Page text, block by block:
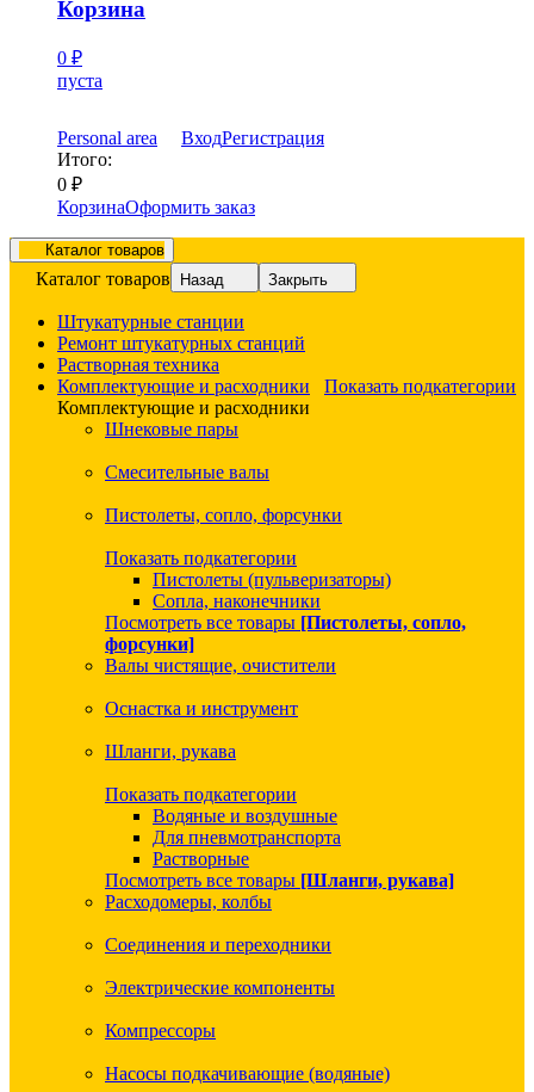
Корзина
0 ₽
пуста
Personal area ВходРегистрация
Итого:
0 ₽
КорзинаОформить заказ
Каталог товаров
Каталог товаров Назад Закрыть
Штукатурные станции
Ремонт штукатурных станций
Растворная техника
Комплектующие и расходники
Показать подкатегории
Комплектующие и расходники
Шнековые пары
Смесительные валы
Пистолеты, сопло, форсунки
Показать подкатегории
Пистолеты (пульверизаторы)
Сопла, наконечники
Посмотреть все товары [Пистолеты, сопло,
форсунки]
Валы чистящие, очистители
Оснастка и инструмент
Шланги, рукава
Показать подкатегории
Водяные и воздушные
Для пневмотранспорта
Растворные
Посмотреть все товары [Шланги, рукава]
Расходомеры, колбы
Соединения и переходники
Электрические компоненты
Компрессоры
Насосы подкачивающие (водяные)